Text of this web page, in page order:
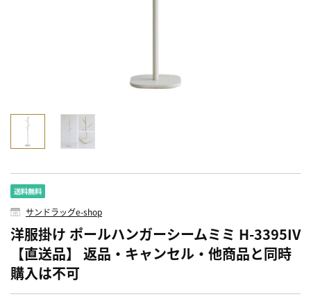
サンドラッグe-shop
洋服掛け ポールハンガーシームミミ H-3395IV
【直送品】 返品・キャンセル・他商品と同時
購入は不可